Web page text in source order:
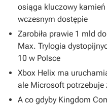
osiąga kluczowy
wczesnym dostępie
Zarobiła prawie 1 mld
Max. Trylogia
10 w Polsce
Xbox Helix ma
ale Microsoft potrzebuje
A co gdyby Kingdom